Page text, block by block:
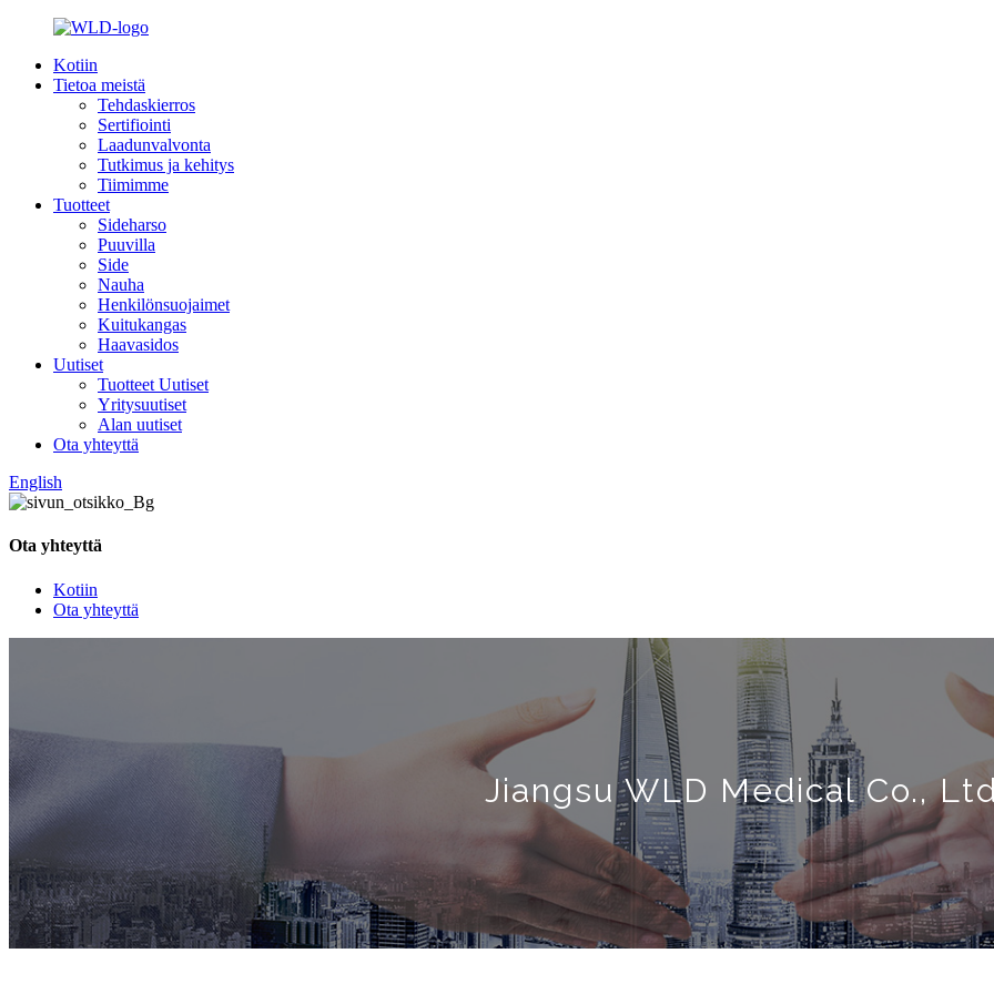
Kotiin
Tietoa meistä
Tehdaskierros
Sertifiointi
Laadunvalvonta
Tutkimus ja kehitys
Tiimimme
Tuotteet
Sideharso
Puuvilla
Side
Nauha
Henkilönsuojaimet
Kuitukangas
Haavasidos
Uutiset
Tuotteet Uutiset
Yritysuutiset
Alan uutiset
Ota yhteyttä
English
Ota yhteyttä
Kotiin
Ota yhteyttä
Jiangsu WLD Medical Co.,